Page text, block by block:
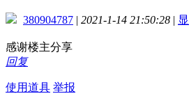
380904787 | 2021-1-14 21:50:28 |
感谢楼主分享
回复
使用道具 举报